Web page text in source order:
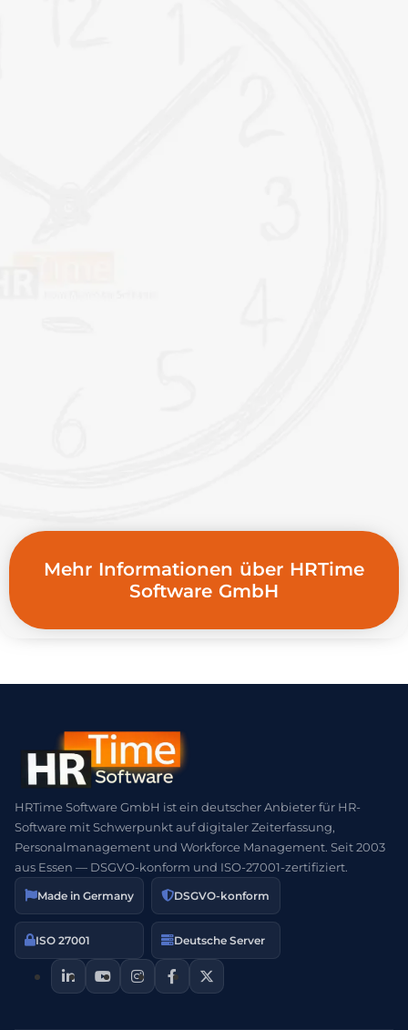
Mehr Informationen über HRTime
Software GmbH
HRTime Software GmbH ist ein deutscher Anbieter für HR-
Software mit Schwerpunkt auf digitaler Zeiterfassung,
Personalmanagement und Workforce Management. Seit 2003
aus Essen — DSGVO-konform und ISO-27001-zertifiziert.
Made in Germany DSGVO-konform
ISO 27001 Deutsche Server